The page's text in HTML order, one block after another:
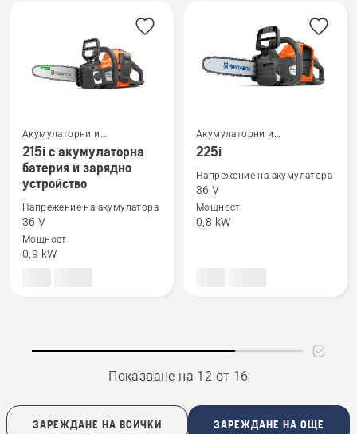
Вижте
повече
за
215i
устройство
Акумулаторни и
електрически верижни
триони
215i с акумулаторна
батерия и зарядно
устройство
Напрежение на акумулатора
36 V
Мощност
0,9 kW
Вижте
повече
подробности
за
Акумулаторни и
електрически верижни
триони
225i
Напрежение на акумулатора
36 V
Мощност
0,8 kW
Показване на 12 от 16
ЗАРЕЖДАНЕ НА ВСИЧКИ ЗАРЕЖДАНЕ НА ОЩЕ